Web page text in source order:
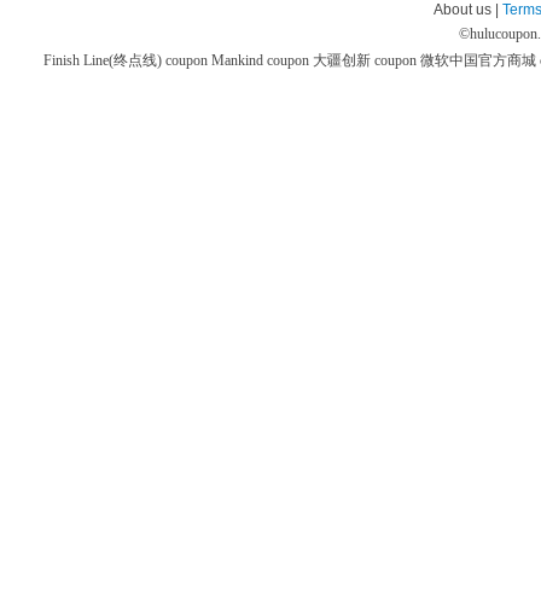
About us |
©
Finish Line(终点线) coupon Mankind coupon 大疆创新 coupon 微软中国官方商城